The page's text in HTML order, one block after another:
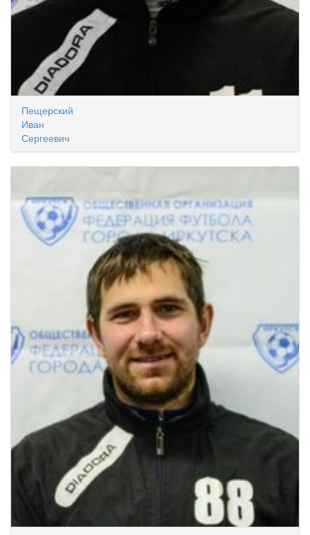
Пещерский
Иван
Сергеевич